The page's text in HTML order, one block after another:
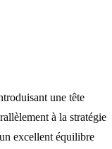
une tête
à la stratégie
excellent équilibre